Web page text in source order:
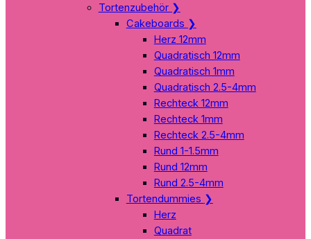
Tortenzubehör ❯
Cakeboards ❯
Herz 12mm
Quadratisch 12mm
Quadratisch 1mm
Quadratisch 2.5-4mm
Rechteck 12mm
Rechteck 1mm
Rechteck 2.5-4mm
Rund 1-1.5mm
Rund 12mm
Rund 2.5-4mm
Tortendummies ❯
Herz
Quadrat